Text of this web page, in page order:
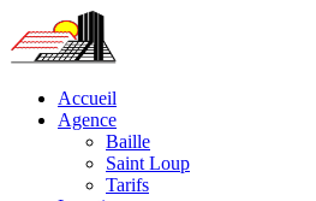
Accueil
Agence
Baille
Saint Loup
Tarifs